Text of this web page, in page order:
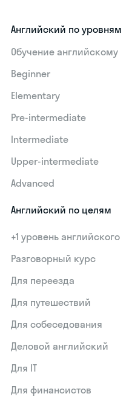
Английский по уровням
Обучение английскому
Beginner
Elementary
Pre-intermediate
Intermediate
Upper-intermediate
Advanced
Английский по целям
+1 уровень английского
Разговорный курс
Для переезда
Для путешествий
Для собеседования
Деловой английский
Для IT
Для финансистов